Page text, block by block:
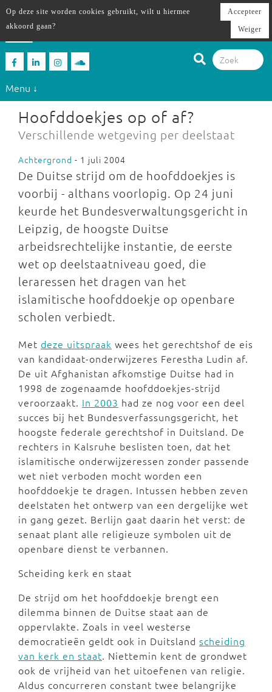
Menu ↓
Hoofddoekjes op of af?
Verschillende wetgeving per deelstaat
Achtergrond - 1 juli 2004
De Duitse strijd om de hoofddoekjes is
voorbij - althans voorlopig. Op 24 juni
keurde het Bundesverwaltungsgericht in
Leipzig, de hoogste Duitse
arbeidsrechtelijke instantie, de eerste
wet op deelstaatniveau goed, die
leraressen het dragen van het
islamitische hoofddoekje op openbare
scholen verbiedt.
Met deze uitspraak wees het gerechtshof de eis
van kandidaat-onderwijzeres Ferestha Ludin af.
De uit Afghanistan afkomstige Duitse had in
1998 de zogenaamde hoofddoekjes-strijd
veroorzaakt. In 2003 had ze nog voor een deel
succes bij het Bundesverfassungsgericht, het
hoogste federale gerechtshof in Duitsland. De
rechters in Kalsruhe beslisten toen, dat het
islamitische onderwijzeressen zonder passende
wet niet verboden mocht worden een
hoofddoekje te dragen. Intussen hebben zeven
deelstaten het ontwerp van een dergelijke wet
in gang gezet. Berlijn gaat daarin het verst: de
senaat plant alle religieuze symbolen uit de
openbare dienst te verbannen.
Scheiding kerk en staat
De strijd om het hoofddoekje brengt een
dilemma binnen de Duitse staat aan de
oppervlakte. Zoals in veel westerse
democratieën geldt ook in Duitsland scheiding
van kerk en staat. Niettemin kent de grondwet
ook de vrijheid van het uitoefenen van religie.
Aldus concurreren constant twee belangrijke
Op deze site worden cookies gebruikt, wilt u hiermee
akkoord gaan?
Accepteer
Weiger